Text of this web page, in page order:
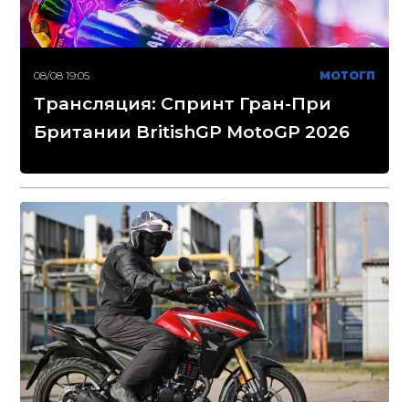
08/08 19:05 МОТОГП
Трансляция: Спринт Гран-При
Британии BritishGP MotoGP 2026